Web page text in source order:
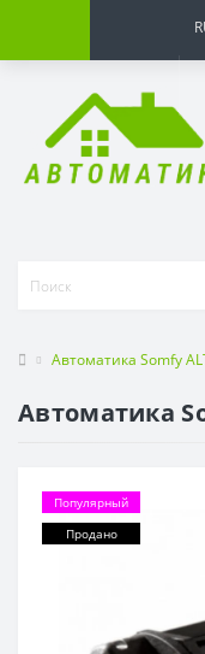
Автоматика Somfy
Автоматика
Популярный
Продано